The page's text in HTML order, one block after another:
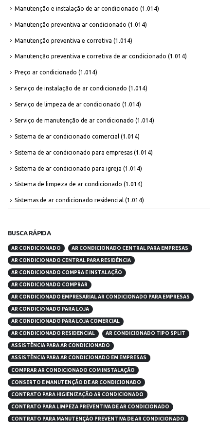
Manutenção e instalação de ar condicionado (1.014)
Manutenção preventiva ar condicionado (1.014)
Manutenção preventiva e corretiva (1.014)
Manutenção preventiva e corretiva de ar condicionado (1.014)
Preço ar condicionado (1.014)
Serviço de instalação de ar condicionado (1.014)
Serviço de limpeza de ar condicionado (1.014)
Serviço de manutenção de ar condicionado (1.014)
Sistema de ar condicionado comercial (1.014)
Sistema de ar condicionado para empresas (1.014)
Sistema de ar condicionado para igreja (1.014)
Sistema de limpeza de ar condicionado (1.014)
Sistemas de ar condicionado residencial (1.014)
BUSCA RÁPIDA
AR CONDICIONADO AR CONDICIONADO CENTRAL PARA EMPRESAS
AR CONDICIONADO CENTRAL PARA RESIDÊNCIA
AR CONDICIONADO COMPRA E INSTALAÇÃO
AR CONDICIONADO COMPRAR
AR CONDICIONADO EMPRESARIAL AR CONDICIONADO PARA EMPRESAS
AR CONDICIONADO PARA LOJA
AR CONDICIONADO PARA LOJA COMERCIAL
AR CONDICIONADO RESIDENCIAL AR CONDICIONADO TIPO SPLIT
ASSISTÊNCIA PARA AR CONDICIONADO
ASSISTÊNCIA PARA AR CONDICIONADO EM EMPRESAS
COMPRAR AR CONDICIONADO COM INSTALAÇÃO
CONSERTO E MANUTENÇÃO DE AR CONDICIONADO
CONTRATO PARA HIGIENIZAÇÃO AR CONDICIONADO
CONTRATO PARA LIMPEZA PREVENTIVA DE AR CONDICIONADO
CONTRATO PARA MANUTENÇÃO PREVENTIVA DE AR CONDICIONADO